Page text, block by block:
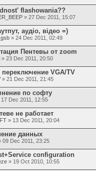
flashowania??
» 27 Dec 2011, 15:07
аудіо, відео =)
» 24 Dec 2011, 02:49
Пентевы от zoom
» 23 Dec 2011, 20:50
VGA/TV
» 21 Dec 2011, 21:45
по софту
17 Dec 2011, 12:55
не работает
» 13 Dec 2011, 20:04
данных
09 Dec 2011, 23:25
configuration
» 19 Oct 2010, 10:55